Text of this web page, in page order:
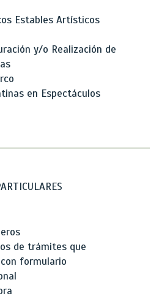
Estables Artísticos
y/o Realización de
en Espectáculos
de trámites que
formulario